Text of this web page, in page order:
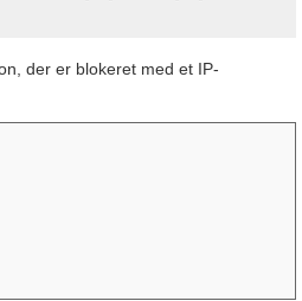
der er blokeret med et IP-